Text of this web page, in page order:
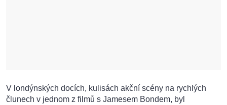
V londýnských docích, kulisách akční scény na rychlých
člunech v jednom z filmů s Jamesem Bondem, byl